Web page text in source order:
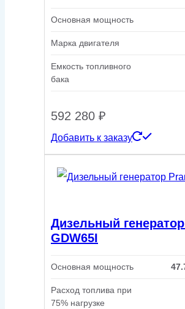
Основная мощность
Марка двигателя
Емкость топливного
бака
592 280 ₽
Добавить к заказу
Дизельный
GDW65I
Основная мощность
Расход топлива при
75% нагрузке